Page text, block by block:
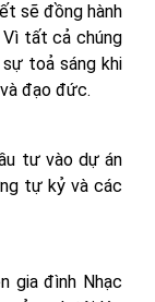
sẽ đồng hành
tất cả chúng
toả sáng khi
đạo đức.
tư vào dự án
tự kỷ và các
gia đình Nhạc